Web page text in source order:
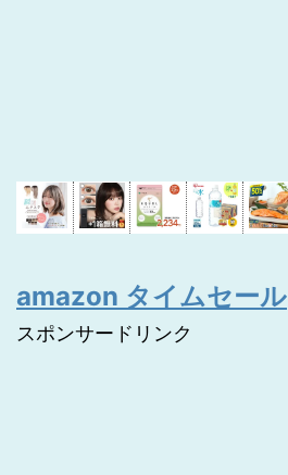
amazon タイムセール
スポンサードリンク